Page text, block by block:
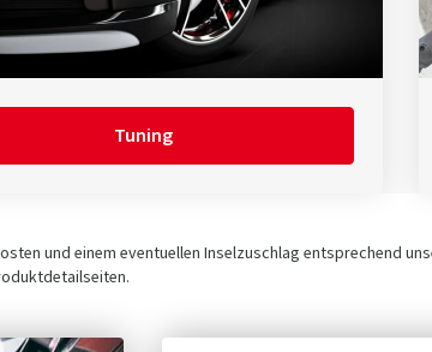
Tuning
und einem eventuellen Inselzuschlag entsprechend